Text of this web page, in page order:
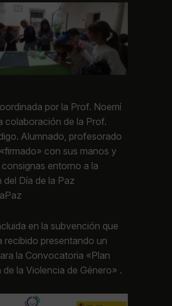
por la Prof. Noemí
colaboración de la Prof.
Alumnado, profesorado
con sus manos y
entorno a la
del Día de la Paz
en la subvención que
recibido presentando un
la Convocatoria «Plan
la Violencia de Género» .